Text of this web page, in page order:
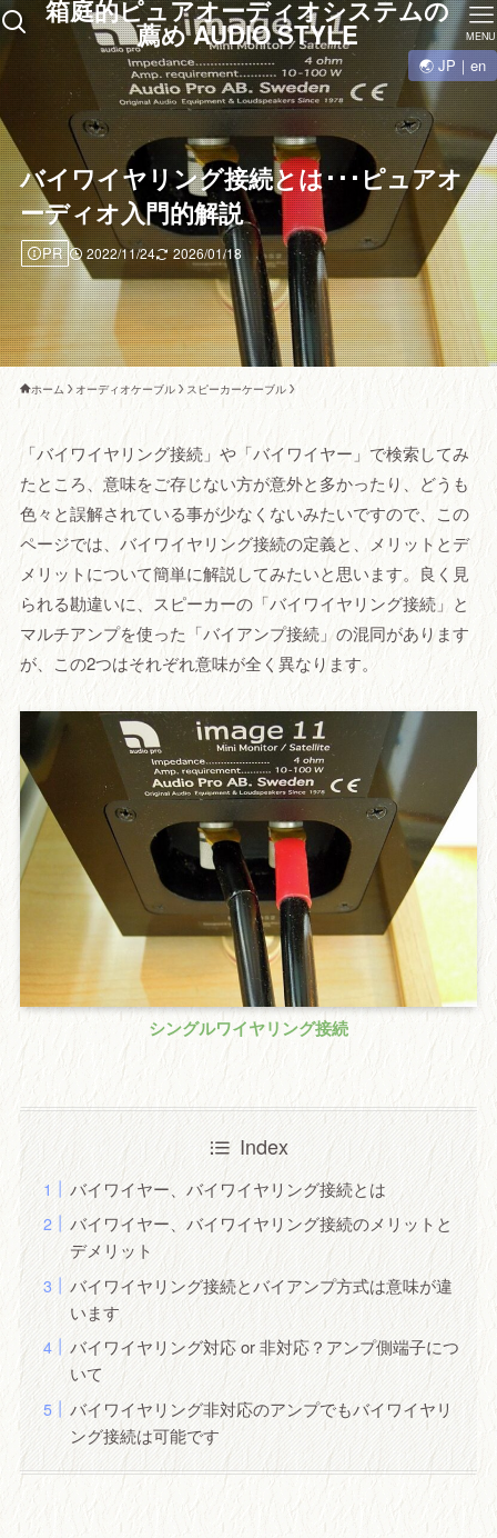
箱庭的ピュアオーディオシステムの
薦め AUDIO STYLE MENU
バイワイヤリング接続とは･･･ピュアオ
ーディオ入門的解説
PR 2022/11/24 2026/01/18
ホーム オーディオケーブル スピーカーケーブル
「バイワイヤリング接続」や「バイワイヤー」で検索してみ
たところ、意味をご存じない方が意外と多かったり、どうも
色々と誤解されている事が少なくないみたいですので、この
ページでは、バイワイヤリング接続の定義と、メリットとデ
メリットについて簡単に解説してみたいと思います。良く見
られる勘違いに、スピーカーの「バイワイヤリング接続」と
マルチアンプを使った「バイアンプ接続」の混同があります
が、この2つはそれぞれ意味が全く異なります。
シングルワイヤリング接続
Index
バイワイヤー、バイワイヤリング接続とは
バイワイヤー、バイワイヤリング接続のメリットと
デメリット
バイワイヤリング接続とバイアンプ方式は意味が違
います
バイワイヤリング対応 or 非対応？アンプ側端子につ
いて
バイワイヤリング非対応のアンプでもバイワイヤリ
ング接続は可能です
🌏 JP｜en